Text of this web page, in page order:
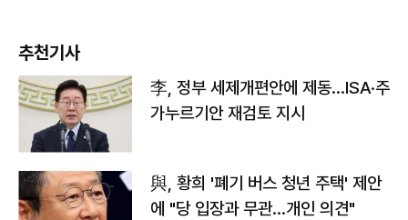
추천기사
李, 정부 세제개편안에 제동…ISA·주
가누르기안 재검토 지시
與, 황희 '폐기 버스 청년 주택' 제안
에 "당 입장과 무관…개인 의견"